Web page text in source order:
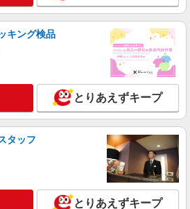
キング検品
とりあえずキープ
タッフ
とりあえずキープ